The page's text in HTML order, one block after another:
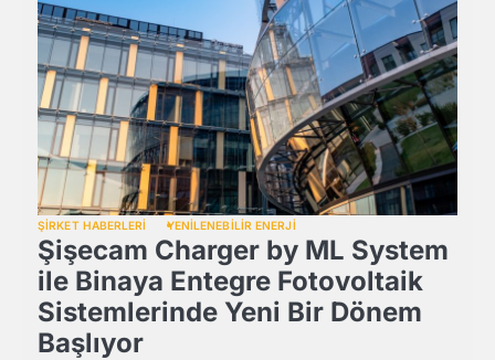
ŞİRKET HABERLERİ YENİLENEBİLİR ENERJİ
Şişecam Charger by ML System
ile Binaya Entegre Fotovoltaik
Sistemlerinde Yeni Bir Dönem
Başlıyor